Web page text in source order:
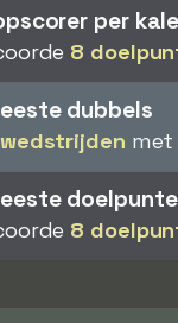
per
8
dubbels
8